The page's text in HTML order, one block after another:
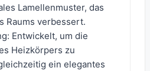
Lamellenmuster, das
Raums verbessert.
Entwickelt, um die
Heizkörpers zu
ein elegantes